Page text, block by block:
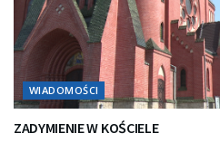
WIADOMOŚCI
ZADYMIENIE W KOŚCIELE